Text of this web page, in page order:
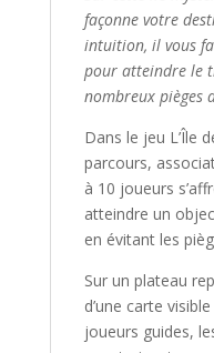
façonne votre
intuition, il vous
pour atteindre le
nombreux pièges
Dans le jeu L’Île
parcours,
à 10 joueurs
atteindre un
en évitant les
Sur un plateau
d’une carte
joueurs guides,